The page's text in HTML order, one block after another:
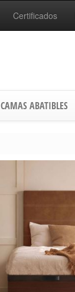
Certificados
CAMAS ABATIBLES